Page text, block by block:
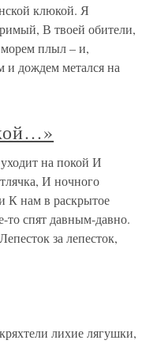
клюкой. Я
В твоей обители,
плыл – и,
дождем метался на
на покой И
И ночного
К нам в раскрытое
то спят давным-давно.
за лепесток,
лихие лягушки,